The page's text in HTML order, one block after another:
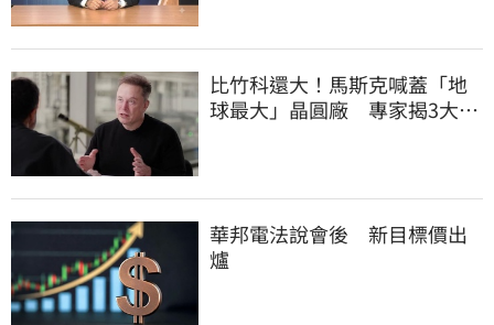
比竹科還大！馬斯克喊蓋「地
球最大」晶圓廠 專家揭3大隱
華邦電法說會後 新目標價出
爐